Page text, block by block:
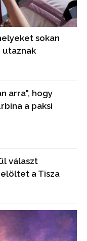
sokan
utaznak
arra", hogy
a paksi
választ
a Tisza